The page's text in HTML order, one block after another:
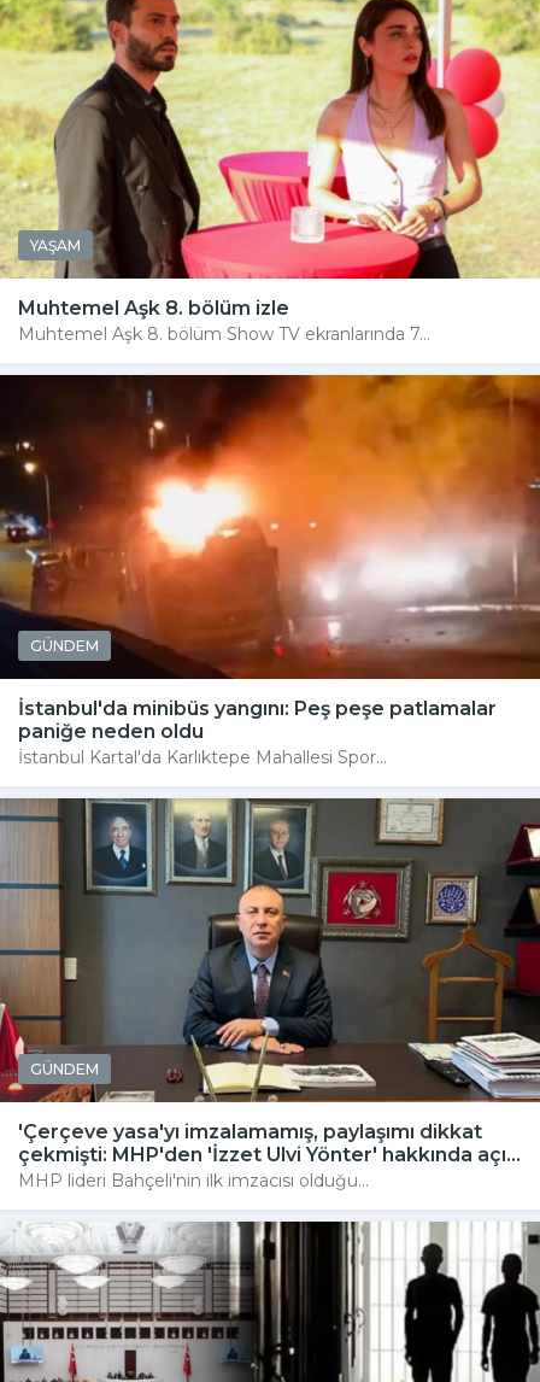
YAŞAM
Muhtemel Aşk 8. bölüm izle
Muhtemel Aşk 8. bölüm Show TV ekranlarında 7...
GÜNDEM
İstanbul'da minibüs yangını: Peş peşe patlamalar
paniğe neden oldu
İstanbul Kartal'da Karlıktepe Mahallesi Spor...
GÜNDEM
'Çerçeve yasa'yı imzalamamış, paylaşımı dikkat
çekmişti: MHP'den 'İzzet Ulvi Yönter' hakkında açı...
MHP lideri Bahçeli'nin ilk imzacısı olduğu...